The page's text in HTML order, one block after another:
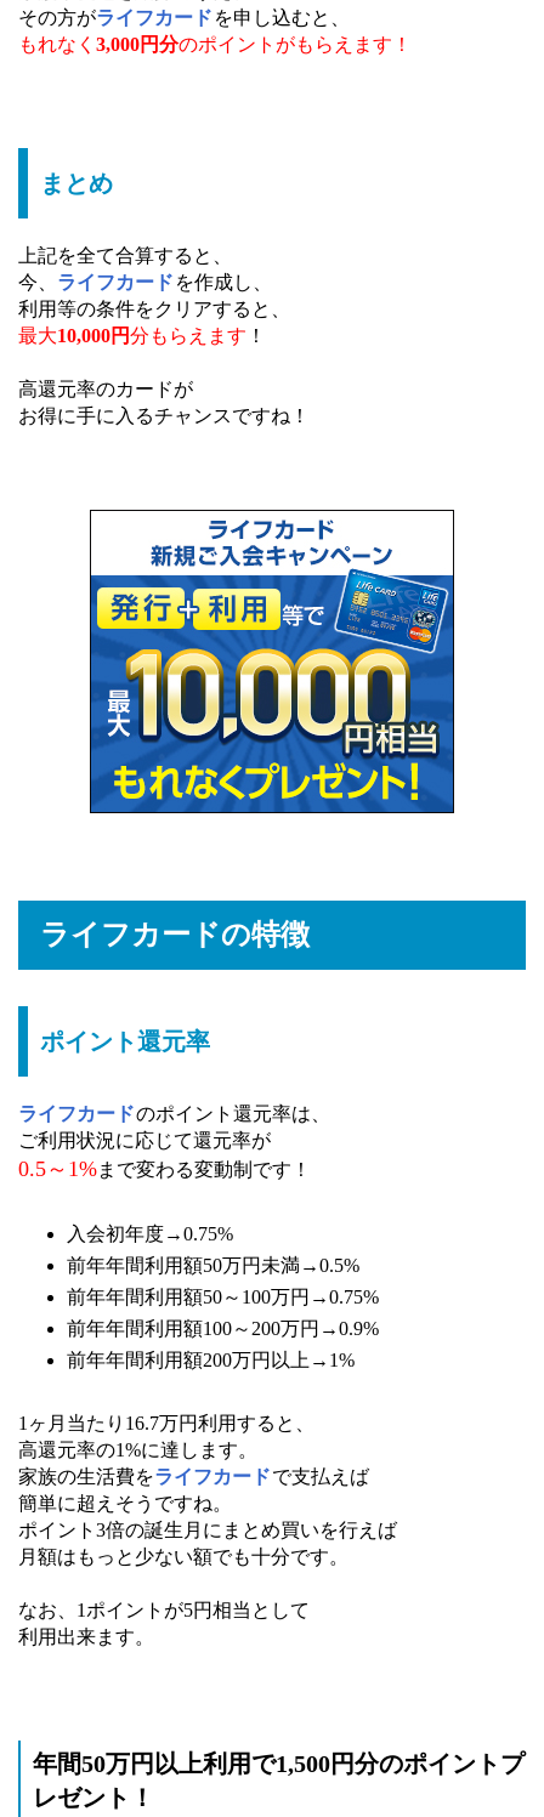
その方がライフカード を申し込むと、
もれなく 3,000円分のポイントがもらえます！
まとめ
上記を全て合算すると、
今、 ライフカード を作成し、
利用等の条件をクリアすると、
最大10,000円分もらえます ！
高還元率のカードが
お得に手に入るチャンスですね！
ライフカードの特徴
ポイント還元率
ライフカードのポイント還元率は、
ご利用状況に応じて還元率が
0.5～1%まで変わる変動制です！
入会初年度→0.75%
前年年間利用額50万円未満→0.5%
前年年間利用額50～100万円→0.75%
前年年間利用額100～200万円→0.9%
前年年間利用額200万円以上→1%
1ヶ月当たり16.7万円利用すると、
高還元率の1%に達します。
家族の生活費をライフカードで支払えば
簡単に超えそうですね。
ポイント3倍の誕生月にまとめ買いを行えば
月額はもっと少ない額でも十分です。
なお、1ポイントが5円相当として
利用出来ます。
年間50万円以上利用で1,500円分のポイントプ
レゼント！